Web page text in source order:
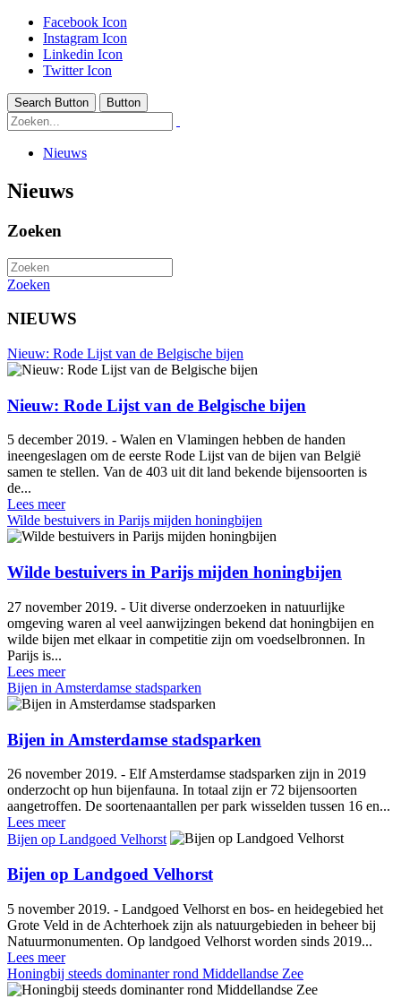
Facebook Icon
Instagram Icon
Linkedin Icon
Twitter Icon
Search Button Button
Nieuws
Nieuws
Zoeken
Zoeken
NIEUWS
Nieuw: Rode Lijst van de Belgische bijen
Nieuw: Rode Lijst van de Belgische bijen
5 december 2019. - Walen en Vlamingen hebben de handen
ineengeslagen om de eerste Rode Lijst van de bijen van België
samen te stellen. Van de 403 uit dit land bekende bijensoorten is
de...
Lees meer
Wilde bestuivers in Parijs mijden honingbijen
Wilde bestuivers in Parijs mijden honingbijen
27 november 2019. - Uit diverse onderzoeken in natuurlijke
omgeving waren al veel aanwijzingen bekend dat honingbijen en
wilde bijen met elkaar in competitie zijn om voedselbronnen. In
Parijs is...
Lees meer
Bijen in Amsterdamse stadsparken
Bijen in Amsterdamse stadsparken
26 november 2019. - Elf Amsterdamse stadsparken zijn in 2019
onderzocht op hun bijenfauna. In totaal zijn er 72 bijensoorten
aangetroffen. De soortenaantallen per park wisselden tussen 16 en...
Lees meer
Bijen op Landgoed Velhorst
Bijen op Landgoed Velhorst
5 november 2019. - Landgoed Velhorst en bos- en heidegebied het
Grote Veld in de Achterhoek zijn als natuurgebieden in beheer bij
Natuurmonumenten. Op landgoed Velhorst worden sinds 2019...
Lees meer
Honingbij steeds dominanter rond Middellandse Zee